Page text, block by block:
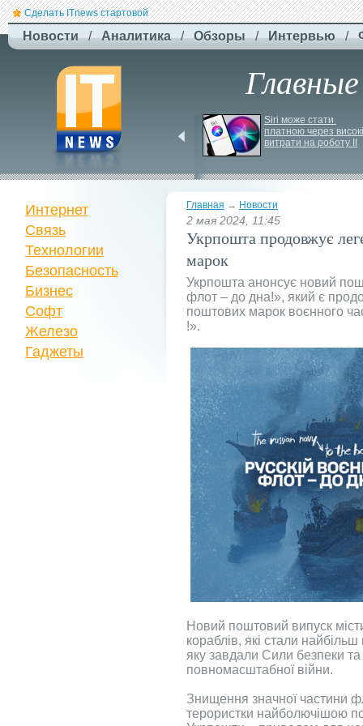
Сделать ITnews стартовой
Новости / Аналитика / Обзоры / Интервью /
знищив ключовий
склад Intertop Ukraine
Siri може стати
платною через високі
витрати на роботу ІІ
Главная → Новости
2 мая 2024, 11:45
Укрпошта продовжує
марок
Укрпошта анонсує новий
флот – до дна!», який є
поштових марок воєнного
!».
Новий поштовий випуск
кораблів, які стали
яку завдали Сили безпеки
повномасштабної війни.
Знищення значної частини
терористки найболючішою
Интернет
Связь
Технологии
Безопасность
Бизнес
Софт
Железо
Гаджеты